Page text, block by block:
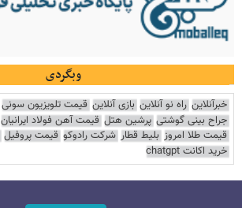
وبگردی
خبرآنلاین راه نو آنلاین بازی آنلاین قیمت تلویزیون سونی
جراح بینی گوشتی پرشین هتل قیمت آهن فولاد ایرانیان
قیمت طلا امروز بلیط قطار شرکت رادوکو قیمت پروفیل
خرید اکانت chatgpt